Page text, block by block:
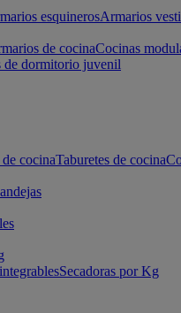
esquinerosArmarios
de cocinaCocinas
de dormitorio juvenil
cocinaTaburetes de cocina
Secadoras por Kg